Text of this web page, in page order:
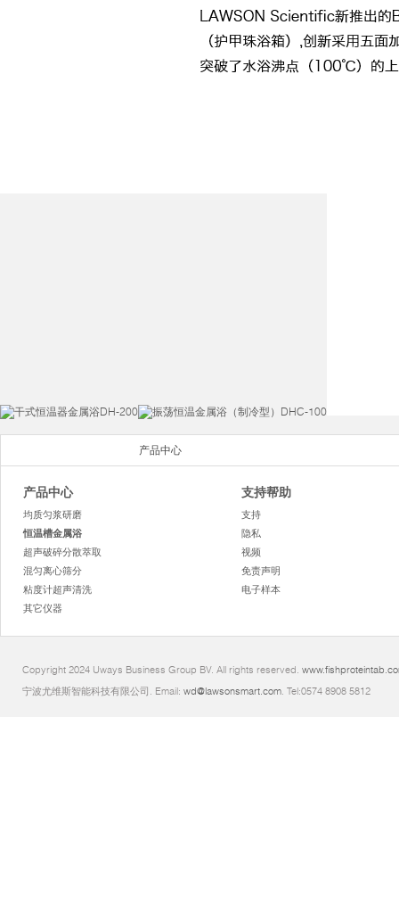
产品中心
产品中心
均质匀浆研磨
恒温槽金属浴
超声破碎分散萃取
混匀离心筛分
粘度计超声清洗
其它仪器
支持帮助
支持
隐私
视频
免责声明
电子样本
Copyright 2024 Uways Business Group BV. All rights reserved.
宁波尤维斯智能科技有限公司. Email: wd@lawsonsmart.com . Tel:0574 8908 5812